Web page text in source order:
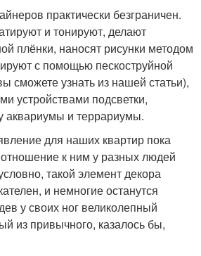
практически безграничен.
и тонируют, делают
плёнки, наносят рисунки методом
с помощью пескоструйной
сможете узнать из нашей статьи),
устройствами подсветки,
аквариумы и террариумы.
для наших квартир пока
к ним у разных людей
такой элемент декора
и немногие останутся
у своих ног великолепный
из привычного, казалось бы,